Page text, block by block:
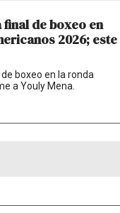
final de boxeo en
2026; este
boxeo en la ronda
a Youly Mena.